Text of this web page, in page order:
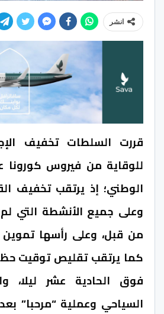
انشر
قررت السلطات تخفيف
للوقاية من فيروس كورونا
الوطني؛ إذ يرتقب تخفيف
وعلى جميع الأنشطة التي
من قبل، وعلى رأسها تموين
كما يرتقب تقليص توقيت حظر
فوق الحادية عشر ليلا،
السياحي وعملية “مرحبا”